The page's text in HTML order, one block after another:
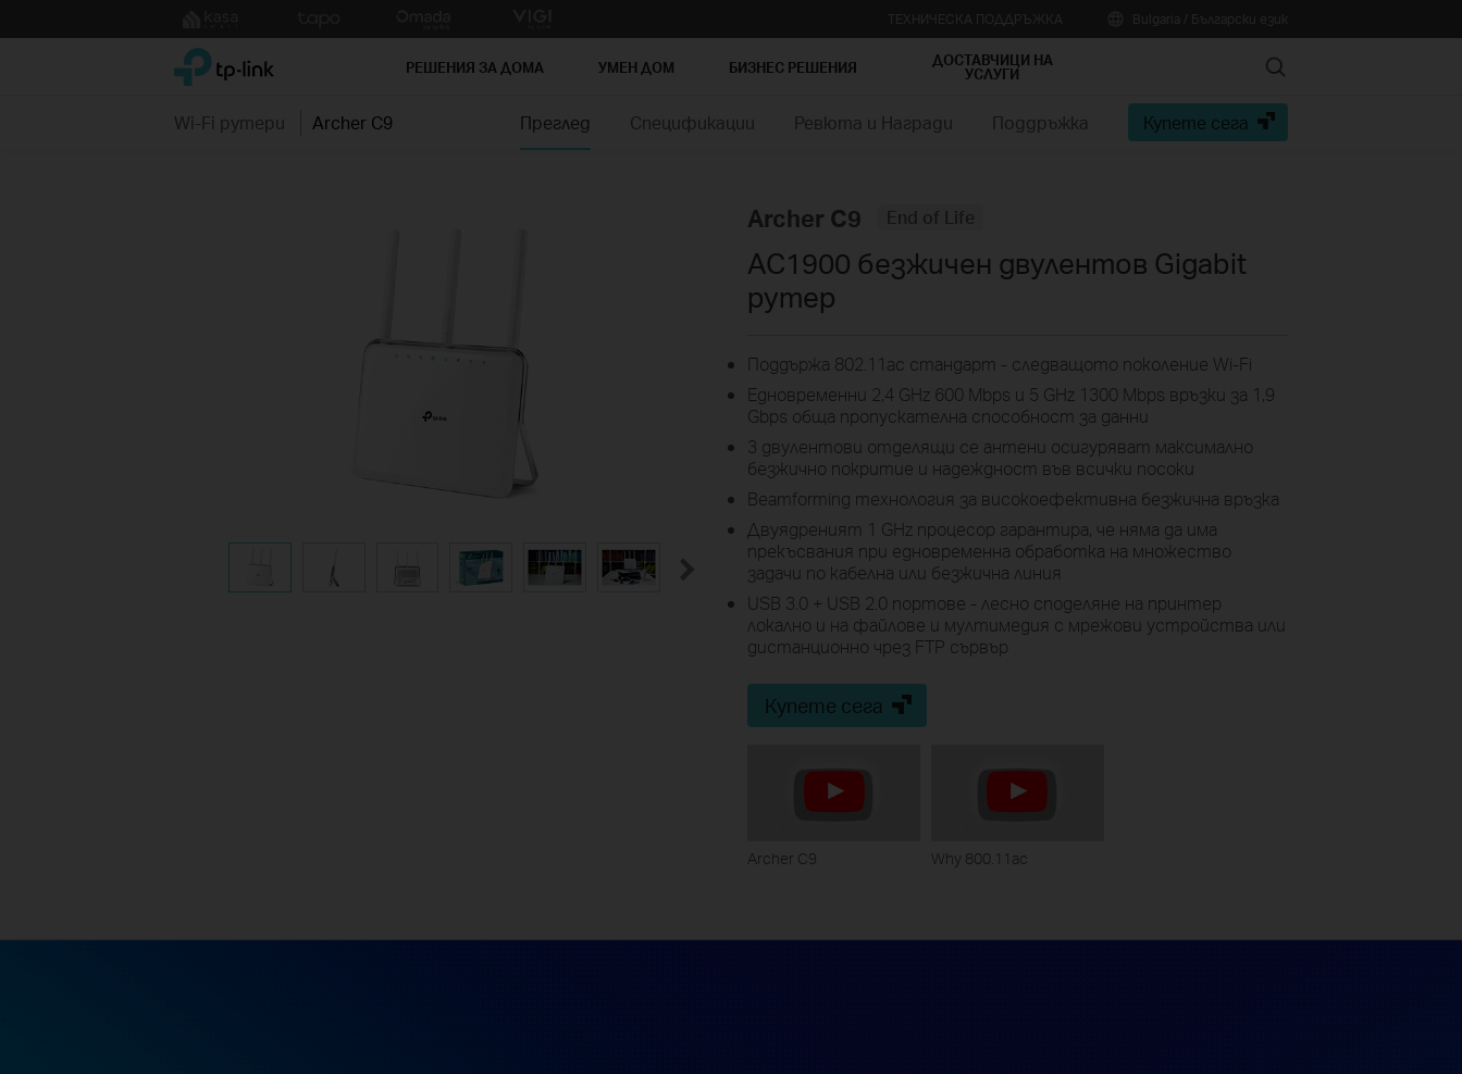
to
TP-Link, Reliably Smart РЕШЕНИЯ ЗА ДОМА УМЕН ДОМ БИЗНЕС РЕШЕНИЯ ДОСТАВЧИЦИ НА
УСЛУГИ Search
Wi-Fi рутери Archer C9 Преглед Спецификации Ревюта и Награди Поддръжка Купете сега
Archer C9 End of Life
AC1900 безжичен двулентов Gigabit
рутер
Поддържа 802.11ac стандарт - следващото поколение Wi-Fi
Едновременни 2,4 GHz 600 Mbps и 5 GHz 1300 Mbps връзки за 1,9
Gbps обща пропускателна способност за данни
3 двулентови отделящи се антени осигуряват максимално
безжично покритие и надеждност във всички посоки
Beamforming технология за високоефективна безжична връзка
Двуядреният 1 GHz процесор гарантира, че няма да има
прекъсвания при едновременна обработка на множество
задачи по кабелна или безжична линия
USB 3.0 + USB 2.0 портове - лесно споделяне на принтер
локално и на файлове и мултимедия с мрежови устройства или
дистанционно чрез FTP сървър
Купете сега
Archer C9 Why 800.11ac